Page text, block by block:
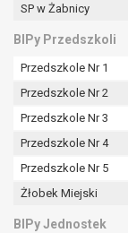
SP w Żabnicy
BIPy Przedszkoli
Przedszkole Nr 1
Przedszkole Nr 2
Przedszkole Nr 3
Przedszkole Nr 4
Przedszkole Nr 5
Żłobek Miejski
BIPy Jednostek